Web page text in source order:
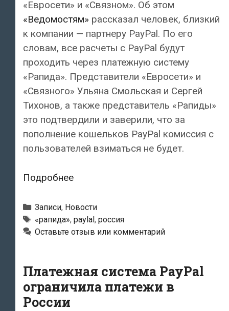
«Евросети» и «Связном». Об этом
«Ведомостям» рассказал человек, близкий
к компании — партнеру PayPal. По его
словам, все расчеты с PayPal будут
проходить через платежную систему
«Рапида». Представители «Евросети» и
«Связного» Ульяна Смольская и Сергей
Тихонов, а также представитель «Рапиды»
это подтвердили и заверили, что за
пополнение кошельков PayPal комиссия с
пользователей взиматься не будет.
ПодробнееСчета
пользователей
PayPal
в
будет
пополнять
Рубрики
Записи, Новости
Метки
«рапида», paylal, россия
Оставьте отзыв или комментарий
Платежная система PayPal
ограничила платежи в
России